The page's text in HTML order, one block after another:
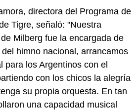
directora del Programa de
Tigre, señaló: "Nuestra
Milberg fue la encargada de
himno nacional, arrancamos
para los Argentinos con el
con los chicos la alegría
su propia orquesta. En tan
una capacidad musical